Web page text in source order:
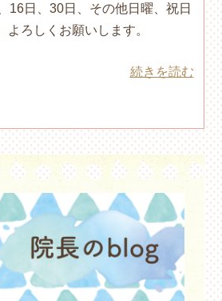
16日、30日、その他日曜、祝日
よろしくお願いします。
続きを読む